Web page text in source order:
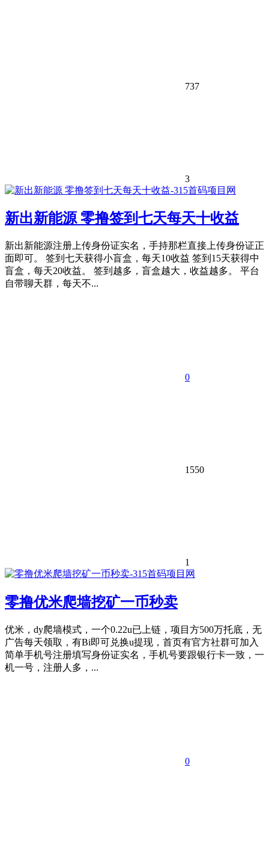
737
3
新出新能源 零撸签到七天每天十收益
新出新能源注册上传身份证实名，手持那栏直接上传身份证正
面即可。 签到七天获得小盲盒，每天10收益 签到15天获得中
盲盒，每天20收益。 签到越多，盲盒越大，收益越多。 平台
自带聊天群，每天不...
0
1550
1
零撸优米爬墙挖矿一币秒卖
优米，dy爬墙模式，一个0.22u已上链，项目方500万托底，无
广告每天领取，有Bi即可兑换u提现，首页有官方社群可加入
简单手机号注册填写身份证实名，手机号要跟银行卡一致，一
机一号，注册人多，...
0